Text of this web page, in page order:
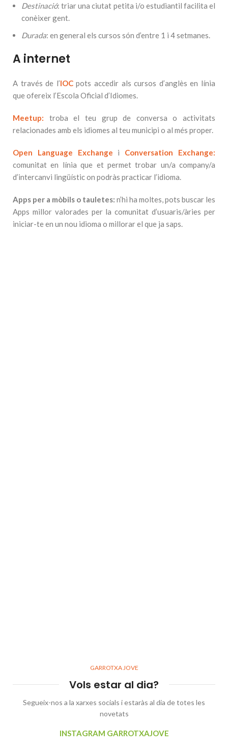
Destinació: triar una ciutat petita i/o estudiantil facilita el
conèixer gent.
Durada: en general els cursos són d’entre 1 i 4 setmanes.
A internet
A través de l’IOCpots accedir als cursos d’anglès en línia
que ofereix l’Escola Oficial d’Idiomes.
Meetup: troba el teu grup de conversa o activitats
relacionades amb els idiomes al teu municipi o al més proper.
Open Language Exchange i Conversation Exchange:
comunitat en línia que et permet trobar un/a company/a
d’intercanvi lingüístic on podràs practicar l’idioma.
Apps per a mòbils o tauletes: n’hi ha moltes, pots buscar les
Apps millor valorades per la comunitat d’usuaris/àries per
iniciar-te en un nou idioma o millorar el que ja saps.
GARROTXA JOVE
Vols estar al dia?
Segueix-nos a la xarxes socials i estaràs al dia de totes les
novetats
INSTAGRAM GARROTXAJOVE